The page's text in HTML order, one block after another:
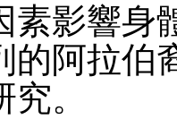
素影響身
的阿拉伯
。